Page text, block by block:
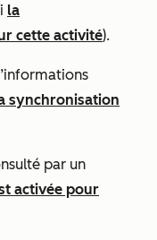
la
cette activité).
synchronisation
par un
activée pour